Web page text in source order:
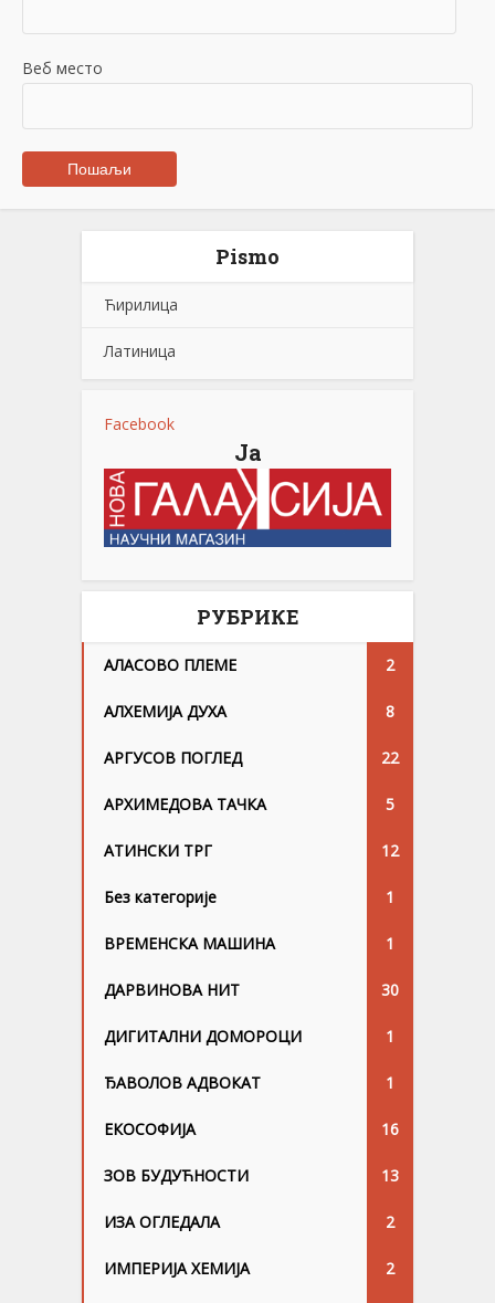
Веб место
Pismo
Ћирилица
Латиница
Facebook
Ја
РУБРИКЕ
АЛАСОВО ПЛЕМЕ 2
АЛХЕМИЈА ДУХА 8
АРГУСОВ ПОГЛЕД 22
АРХИМЕДОВА ТАЧКА 5
АТИНСКИ ТРГ 12
Без категорије 1
ВРЕМЕНСКА МАШИНА 1
ДАРВИНОВА НИТ 30
ДИГИТАЛНИ ДОМОРОЦИ 1
ЂАВОЛОВ АДВОКАТ 1
ЕКОСОФИЈА 16
ЗОВ БУДУЋНОСТИ 13
ИЗА ОГЛЕДАЛА 2
ИМПЕРИЈА ХЕМИЈА 2